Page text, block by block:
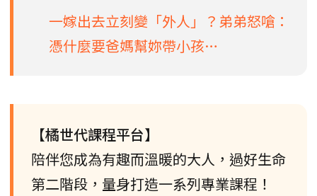
一嫁出去立刻變「外人」？弟弟怒嗆：
憑什麼要爸媽幫妳帶小孩…
【橘世代課程平台】
陪伴您成為有趣而溫暖的大人，過好生命
第二階段，量身打造一系列專業課程！